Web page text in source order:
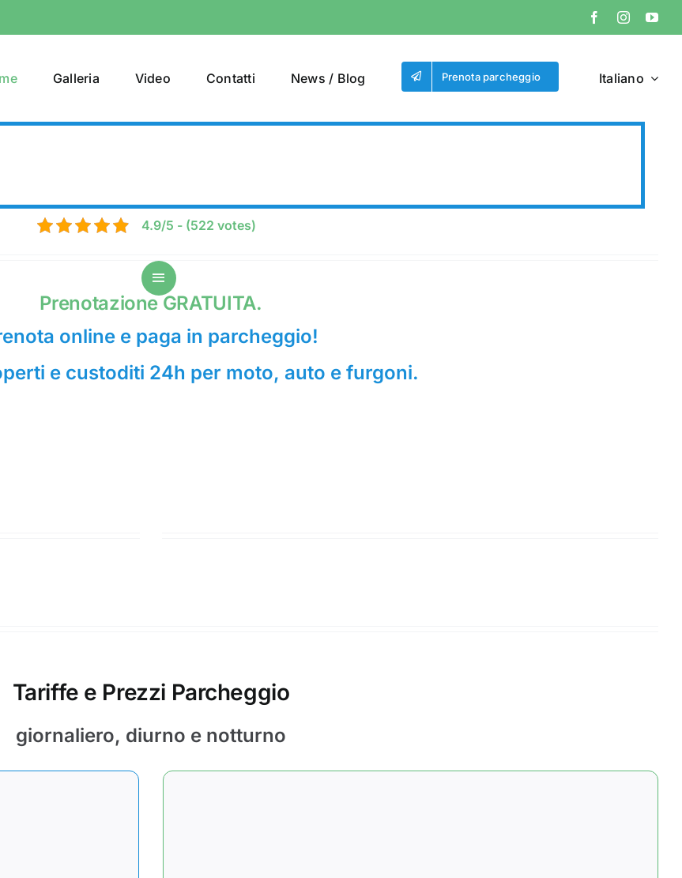
Galleria Video Contatti News / Blog Prenota parcheggio Italiano
4.9/5 - (522 votes)
Prenotazione GRATUITA.
online e paga in parcheggio!
e custoditi 24h per moto, auto e furgoni.
Tariffe e Prezzi Parcheggio
giornaliero, diurno e notturno